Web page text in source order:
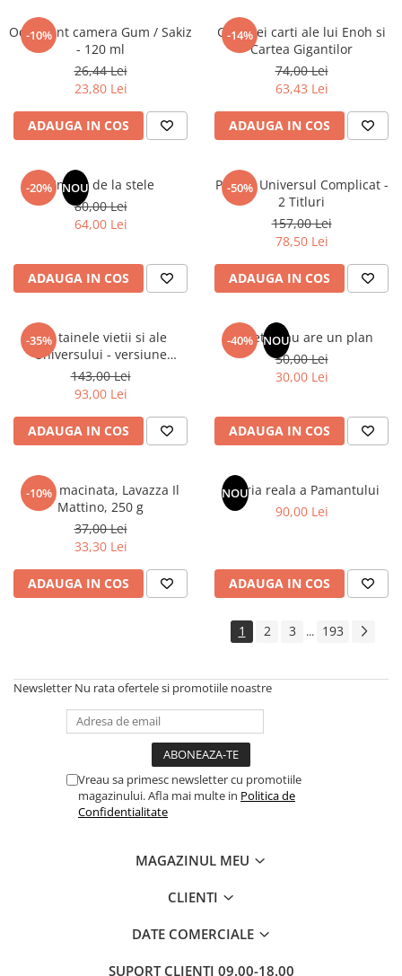
SF & Fantasy
Teatru
Teens Book Club
Birotica & Papetarie
Articole Birotica
Accesorii Arhivare
Instrumente de scris
Seturi birotica
Articole scolare
Caiete si Carnetele scolare
Coperti, Mape, Etichete
Ghiozdane si Penare scolare
Instrumente si Truse Geometrie
Seturi scolare
Calculator
Consumabile & Accesorii
Cadouri
Literatura Romana
Literatura Universala
Carte Prescolara, Joc
Carti cartonate
-10%
Odorizant camera Gum / Sakiz
- 120 ml
26,44 Lei
23,80 Lei
ADAUGA IN COS
-14%
Cele trei carti ale lui Enoh si
Cartea Gigantilor
74,00 Lei
63,43 Lei
ADAUGA IN COS
-20% NOU
Un dar de la stele
80,00 Lei
64,00 Lei
ADAUGA IN COS
-50%
Pachet Universul Complicat -
2 Titluri
157,00 Lei
78,50 Lei
ADAUGA IN COS
-35%
Din tainele vietii si ale
Universului - versiune
originala din 1939. Volumele I-
III.
143,00 Lei
93,00 Lei
ADAUGA IN COS
-40% NOU
Sufletul tau are un plan
50,00 Lei
30,00 Lei
ADAUGA IN COS
-10%
Cafea macinata, Lavazza Il
Mattino, 250 g
37,00 Lei
33,30 Lei
ADAUGA IN COS
NOU
Istoria reala a Pamantului
90,00 Lei
ADAUGA IN COS
1 2 3 ... 193
Newsletter Nu rata ofertele si promotiile noastre
Vreau sa primesc newsletter cu promotiile
magazinului. Afla mai multe in Politica de
Confidentialitate
MAGAZINUL MEU
CLIENTI
DATE COMERCIALE
SUPORT CLIENTI 09.00-18.00